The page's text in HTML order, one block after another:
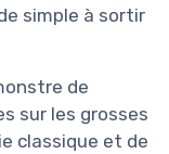
simple à sortir
de
sur les grosses
classique et de